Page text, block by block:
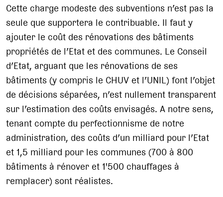
Cette charge modeste des subventions n’est pas la
seule que supportera le contribuable. Il faut y
ajouter le coût des rénovations des bâtiments
propriétés de l’Etat et des communes. Le Conseil
d’Etat, arguant que les rénovations de ses
bâtiments (y compris le CHUV et l’UNIL) font l’objet
de décisions séparées, n’est nullement transparent
sur l’estimation des coûts envisagés. A notre sens,
tenant compte du perfectionnisme de notre
administration, des coûts d’un milliard pour l’Etat
et 1,5 milliard pour les communes (700 à 800
bâtiments à rénover et 1'500 chauffages à
remplacer) sont réalistes.